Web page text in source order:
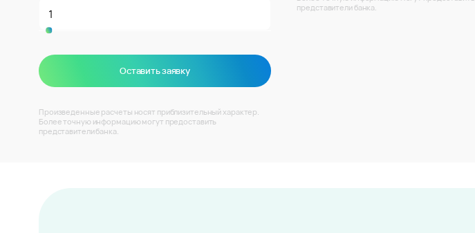
Оставить заявку
Произведенные расчеты носят приблизительный характер.
Более точную информацию могут предоставить
представители банка.
представители банка.